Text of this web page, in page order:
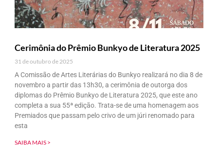
Cerimônia do Prêmio Bunkyo de Literatura 2025
31 de outubro de 2025
A Comissão de Artes Literárias do Bunkyo realizará no dia 8 de
novembro a partir das 13h30, a cerimônia de outorga dos
diplomas do Prêmio Bunkyo de Literatura 2025, que este ano
completa a sua 55ª edição. Trata-se de uma homenagem aos
Premiados que passam pelo crivo de um júri renomado para
esta
SAIBA MAIS >